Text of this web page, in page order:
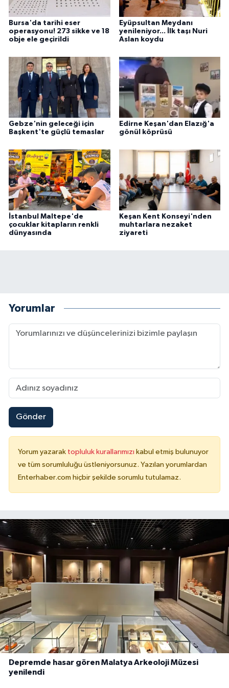
Bursa'da tarihi eser
operasyonu! 273 sikke ve 18
obje ele geçirildi
Eyüpsultan Meydanı
yenileniyor... İlk taşı Nuri
Aslan koydu
Gebze'nin geleceği için
Başkent'te güçlü temaslar
Edirne Keşan'dan Elazığ'a
gönül köprüsü
İstanbul Maltepe'de
çocuklar kitapların renkli
dünyasında
Keşan Kent Konseyi'nden
muhtarlara nezaket
ziyareti
Yorumlar
Gönder
Yorum yazarak topluluk kurallarımızı kabul etmiş bulunuyor
ve tüm sorumluluğu üstleniyorsunuz. Yazılan yorumlardan
Enterhaber.com hiçbir şekilde sorumlu tutulamaz.
Depremde hasar gören Malatya Arkeoloji Müzesi
yenilendi